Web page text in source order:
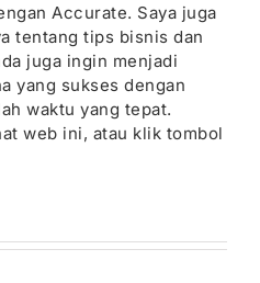
Accurate. Saya juga
tentang tips bisnis dan
juga ingin menjadi
yang sukses dengan
waktu yang tepat.
web ini, atau klik tombol